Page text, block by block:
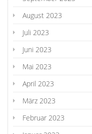
August 2023
Juli 2023
Juni 2023
Mai 2023
April 2023
März 2023
Februar 2023